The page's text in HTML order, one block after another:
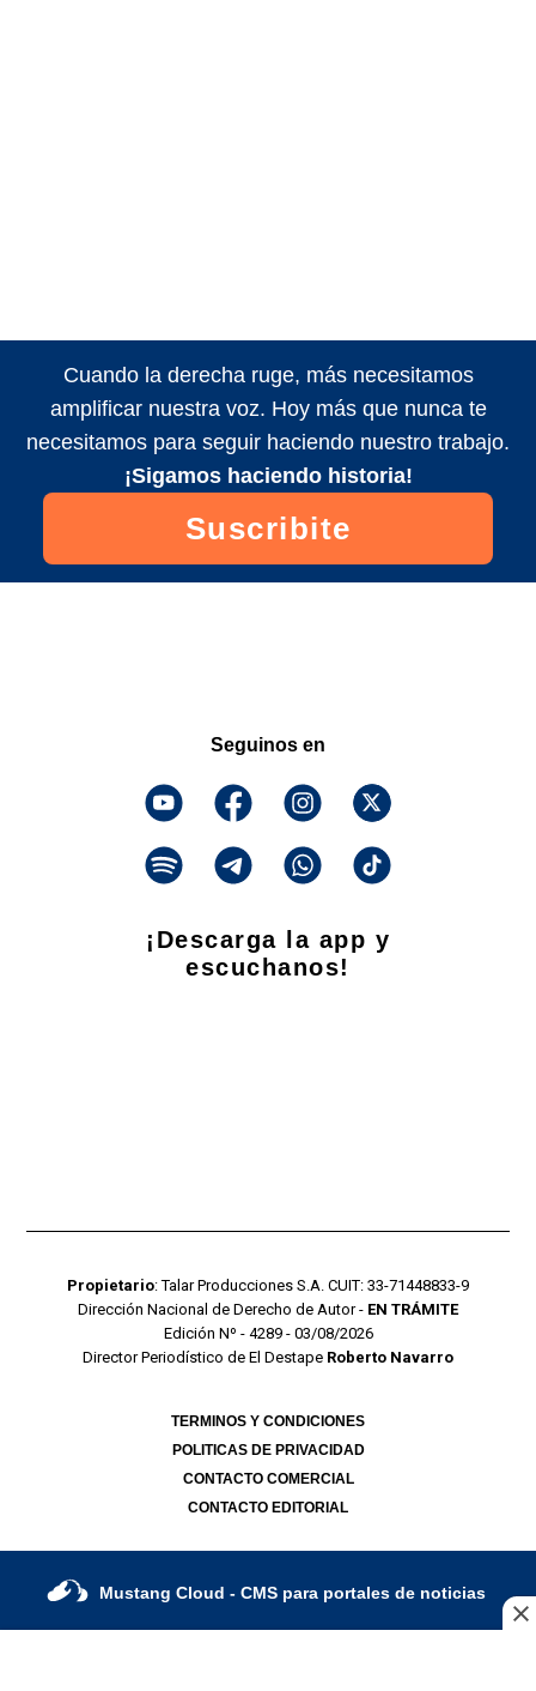
Cuando la derecha ruge, más necesitamos
amplificar nuestra voz. Hoy más que nunca te
necesitamos para seguir haciendo nuestro trabajo.
¡Sigamos haciendo historia!
Suscribite
Seguinos en
¡Descarga la app y
escuchanos!
Propietario: Talar Producciones S.A. CUIT: 33-71448833-9
Dirección Nacional de Derecho de Autor - EN TRÁMITE
Edición Nº - 4289 - 03/08/2026
Director Periodístico de El Destape Roberto Navarro
TERMINOS Y CONDICIONES
POLITICAS DE PRIVACIDAD
CONTACTO COMERCIAL
CONTACTO EDITORIAL
Mustang Cloud - CMS para portales de noticias